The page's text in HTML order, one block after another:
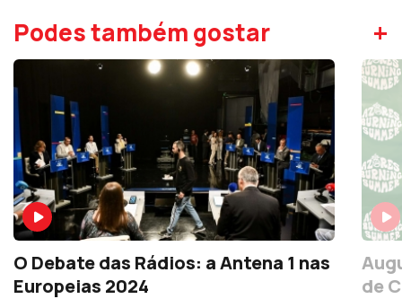
Podes também gostar +
O Debate das Rádios: a Antena 1 nas
Europeias 2024
de